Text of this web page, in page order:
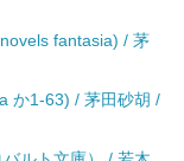
fantasia) / 茅
か1-63) / 茅田砂胡 /